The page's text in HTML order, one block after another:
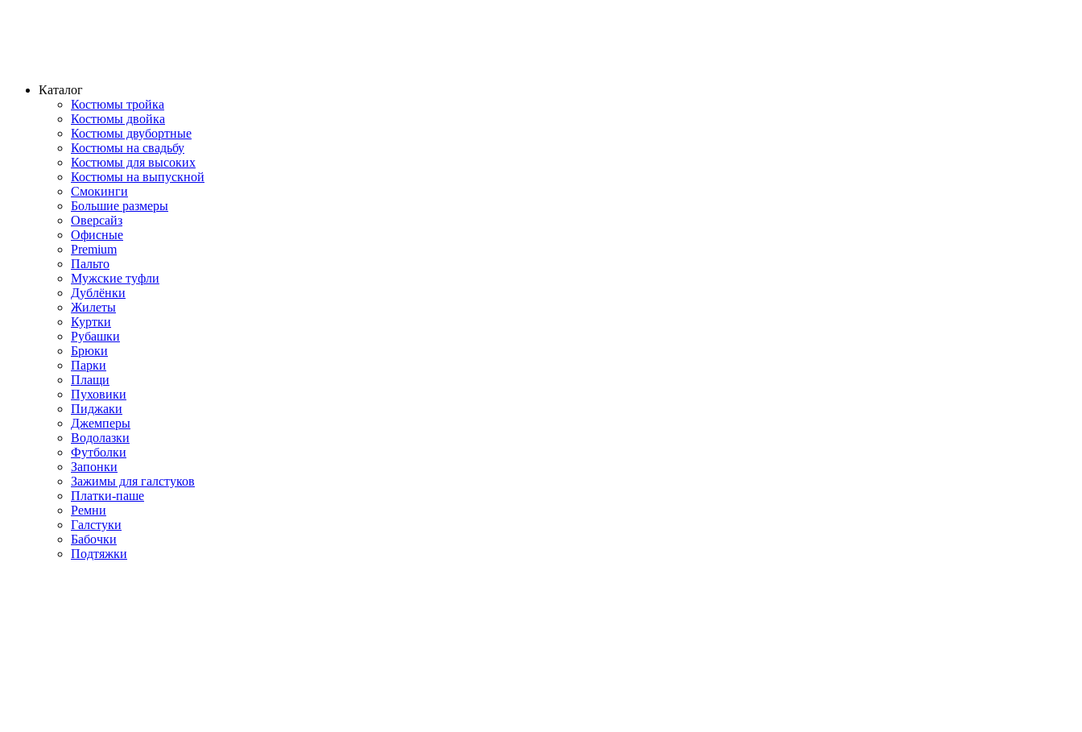
Каталог
Костюмы тройка
Костюмы двойка
Костюмы двубортные
Костюмы на свадьбу
Костюмы для высоких
Костюмы на выпускной
Смокинги
Большие размеры
Оверсайз
Офисные
Premium
Пальто
Мужские туфли
Дублёнки
Жилеты
Куртки
Рубашки
Брюки
Парки
Плащи
Пуховики
Пиджаки
Джемперы
Водолазки
Футболки
Запонки
Зажимы для галстуков
Платки-паше
Ремни
Галстуки
Бабочки
Подтяжки